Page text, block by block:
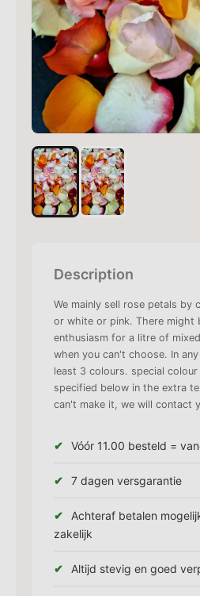
Description
We mainly sell rose petals by
or white or pink. There might
enthusiasm for a litre of
when you can't choose. In
least 3 colours. special
specified below in the extra
can't make it, we will contact
Vóór 11.00 besteld =
7 dagen versgarantie
Achteraf betalen
zakelijk
Altijd stevig en goed